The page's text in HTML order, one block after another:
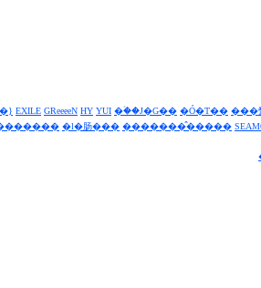
EXILE GReeeeN HY YUI �ؑ��J�G�� �Ó�T�� ���
�l�肠��� �������̂�����